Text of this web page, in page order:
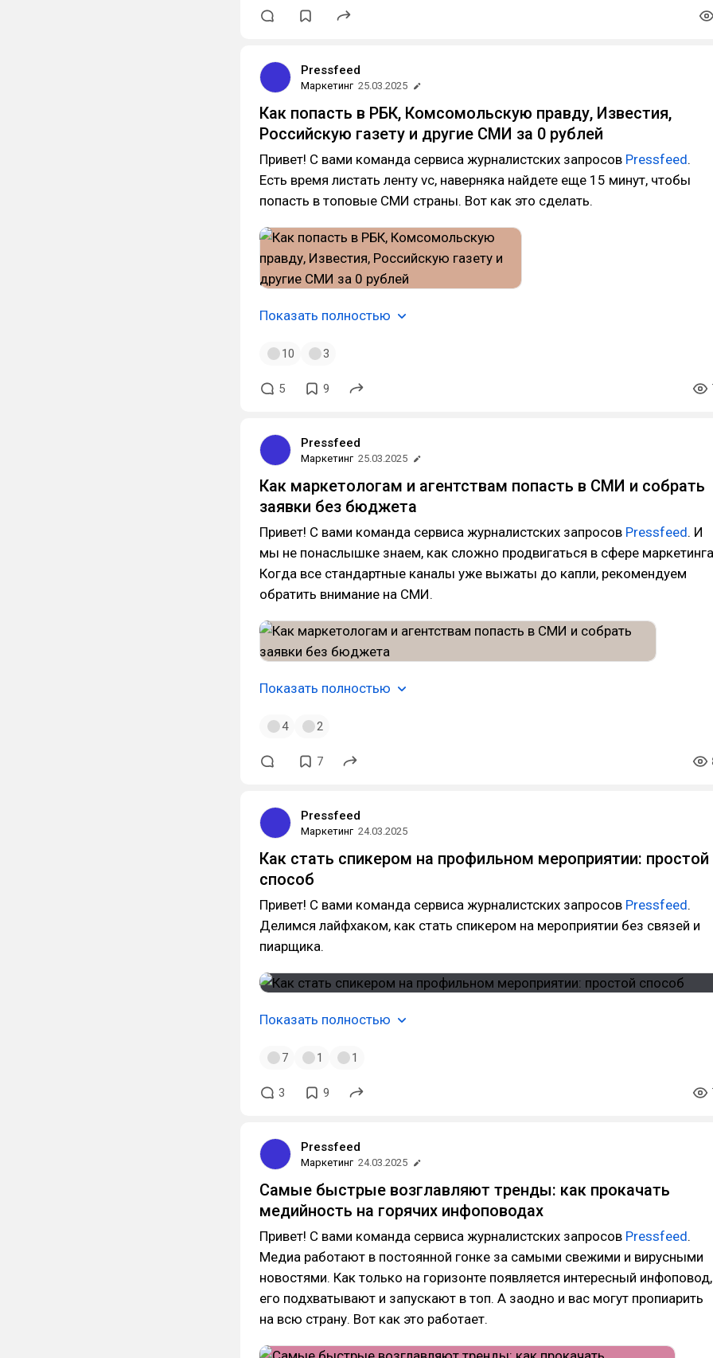
Pressfeed
Маркетинг 25.03.2025
Как попасть в РБК, Комсомольскую правду, Известия,
Российскую газету и другие СМИ за 0 рублей
Привет! С вами команда сервиса журналистских запросов Pressfeed.
Есть время листать ленту vc, наверняка найдете еще 15 минут, чтобы
попасть в топовые СМИ страны. Вот как это сделать.
Показать полностью
10 3
5 9
Pressfeed
Маркетинг 25.03.2025
Как маркетологам и агентствам попасть в СМИ и собрать
заявки без бюджета
Привет! С вами команда сервиса журналистских запросов Pressfeed. И
мы не понаслышке знаем, как сложно продвигаться в сфере
Когда все стандартные каналы уже выжаты до капли, рекомендуем
обратить внимание на СМИ.
Показать полностью
4 2
7
Pressfeed
Маркетинг 24.03.2025
Как стать спикером на профильном мероприятии: простой
способ
Привет! С вами команда сервиса журналистских запросов Pressfeed.
Делимся лайфхаком, как стать спикером на мероприятии без связей и
пиарщика.
Показать полностью
7 1 1
3 9
Pressfeed
Маркетинг 24.03.2025
Самые быстрые возглавляют тренды: как прокачать
медийность на горячих инфоповодах
Привет! С вами команда сервиса журналистских запросов Pressfeed.
Медиа работают в постоянной гонке за самыми свежими и вирусными
новостями. Как только на горизонте появляется интересный инфоповод,
его подхватывают и запускают в топ. А заодно и вас могут пропиарить
на всю страну. Вот как это работает.